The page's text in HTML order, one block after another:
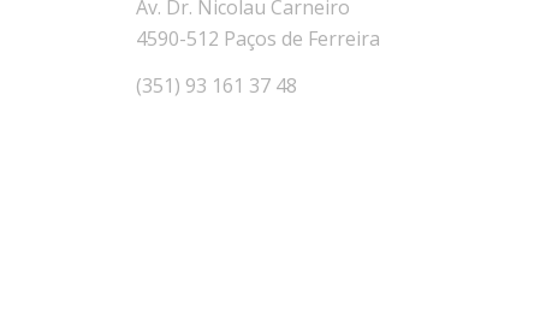
Av. Dr. Nicolau Carneiro
4590-512 Paços de Ferreira
(351) 93 161 37 48